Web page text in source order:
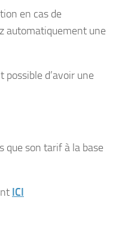
en cas de
automatiquement une
d’avoir une
que son tarif à la base
ICI